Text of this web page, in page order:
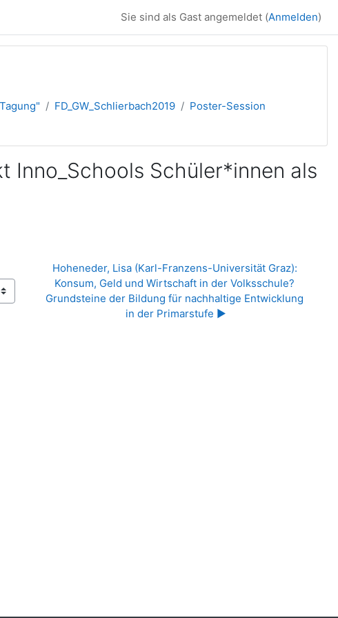
Sie sind als Gast angemeldet (Anmelden)
FD_GW_Schlierbach2019
Poster-Session
Inno_Schools Schüler*innen als
Hoheneder, Lisa (Karl-Franzens-Universität Graz):
Konsum, Geld und Wirtschaft in der Volksschule?
Grundsteine der Bildung für nachhaltige Entwicklung
in der Primarstufe ▶︎